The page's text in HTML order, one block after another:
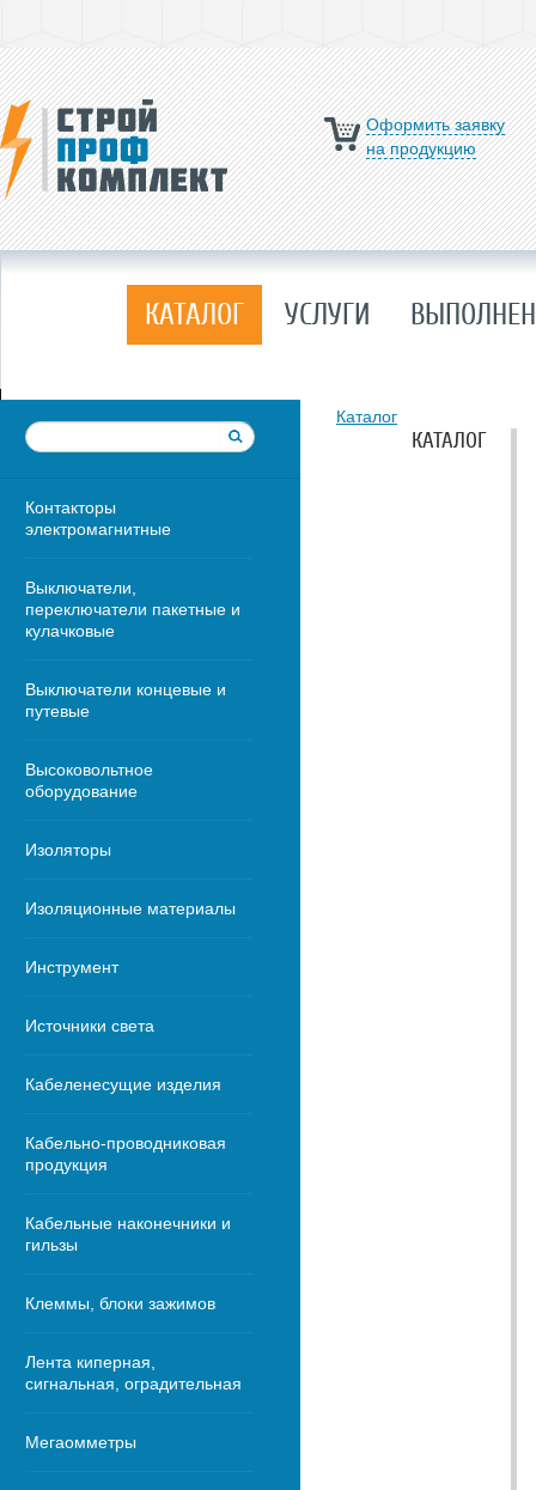
Оформить заявку
на продукцию
КАТАЛОГ УСЛУГИ
Контакторы
электромагнитные
Выключатели,
переключатели пакетные и
кулачковые
Выключатели концевые и
путевые
Высоковольтное
оборудование
Изоляторы
Изоляционные материалы
Инструмент
Источники света
Кабеленесущие изделия
Кабельно-проводниковая
продукция
Кабельные наконечники и
гильзы
Клеммы, блоки зажимов
Лента киперная,
сигнальная, оградительная
Мегаомметры
Каталог
КАТАЛОГ